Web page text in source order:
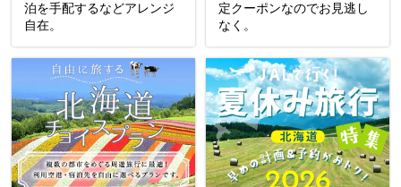
泊を手配するなどアレンジ
自在。
定クーポンなのでお見逃し
なく。